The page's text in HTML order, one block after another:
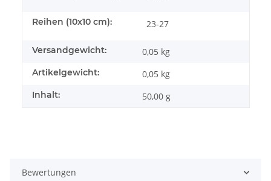
Reihen (10x10 cm): 23-27
Versandgewicht: 0,05 kg
Artikelgewicht: 0,05 kg
Inhalt: 50,00 g
Bewertungen